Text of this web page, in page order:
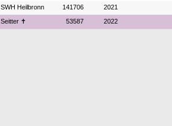
SWH Heilbronn 141706 2021
Seitter ✝ 53587 2022